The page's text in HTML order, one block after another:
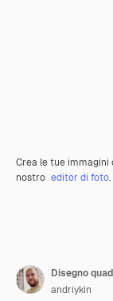
Crea le tue immagini
nostro editor di foto.
Disegno
andriykin